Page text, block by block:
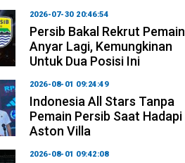
2026-07-30 20:46:54
Persib Bakal Rekrut Pemain
Anyar Lagi, Kemungkinan
Untuk Dua Posisi Ini
2026-08-01 09:24:49
Indonesia All Stars Tanpa
Pemain Persib Saat Hadapi
Aston Villa
2026-08-01 09:42:08